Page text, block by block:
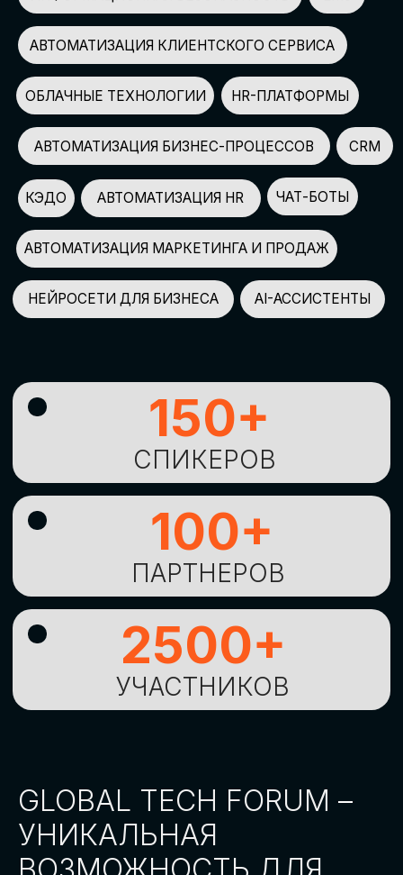
СПИКЕРОВ
150+
ПАРТНЕРОВ
100+
УЧАСТНИКОВ
2500+
GLOBAL TECH FORUM –
ИЗУЧЕНИЯНОВЫХ
ТЕХНОЛОГИЙИ
СТРАТЕГИЧЕСКИХ
ПОДХОДОВ К ЦИФРОВОЙ
ТРАНСФОРМАЦИИ
БИЗНЕСА
ОСТАВИТЬ
ЗАЯВКУ
СТАТЬ СПИКЕРОМ
Оставьте заявку, наши менеджеры